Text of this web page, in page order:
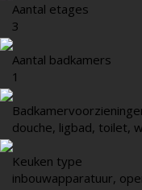
Aantal etages
3
Aantal badkamers
1
douche, ligbad, toilet,
Keuken type
inbouwapparatuur,